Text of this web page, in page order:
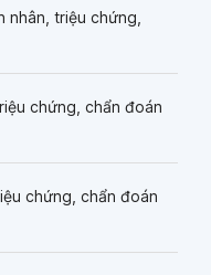
nhân, triệu chứng,
chứng, chẩn đoán
chứng, chẩn đoán